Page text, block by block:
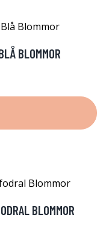
BLOMMOR
BLOMMOR